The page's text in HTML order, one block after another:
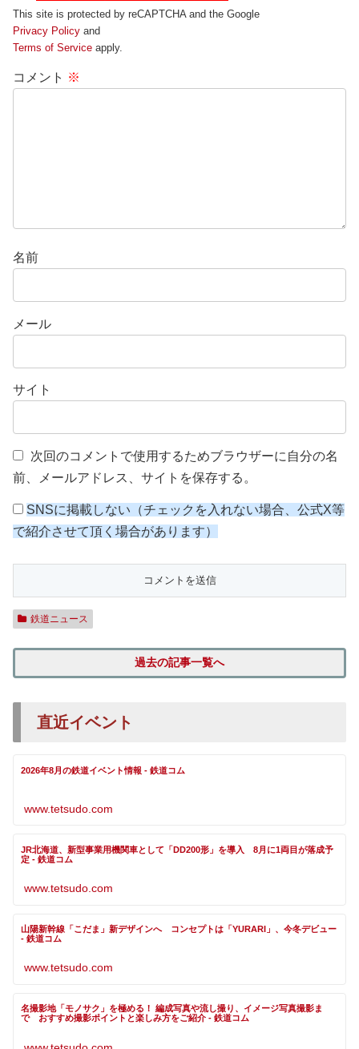
This site is protected by reCAPTCHA and the Google
Privacy Policy and
Terms of Service apply.
コメント ※
名前
メール
サイト
次回のコメントで使用するためブラウザーに自分の名
前、メールアドレス、サイトを保存する。
SNSに掲載しない（チェックを入れない場合、公式X等
で紹介させて頂く場合があります）
鉄道ニュース
過去の記事一覧へ
直近イベント
2026年8月の鉄道イベント情報 - 鉄道コム
www.tetsudo.com
JR北海道、新型事業用機関車として「DD200形」を導入 8月に1両目が落成予
定 - 鉄道コム
www.tetsudo.com
山陽新幹線「こだま」新デザインへ コンセプトは「YURARI」、今冬デビュー
- 鉄道コム
www.tetsudo.com
名撮影地「モノサク」を極める！ 編成写真や流し撮り、イメージ写真撮影ま
で おすすめ撮影ポイントと楽しみ方をご紹介 - 鉄道コム